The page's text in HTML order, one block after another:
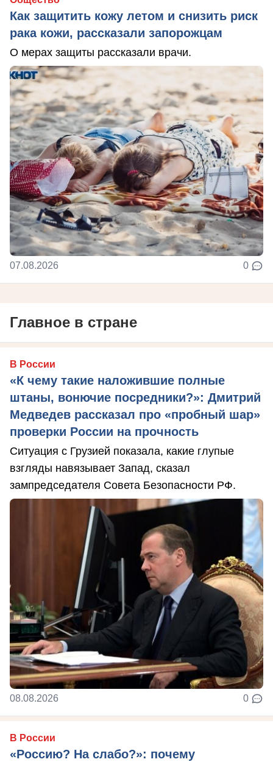
Как защитить кожу летом и снизить риск
рака кожи, рассказали запорожцам
О мерах защиты рассказали врачи.
07.08.2026 0
Главное в стране
В России
«К чему такие наложившие полные
штаны, вонючие посредники?»: Дмитрий
Медведев рассказал про «пробный шар»
проверки России на прочность
Ситуация с Грузией показала, какие глупые
взгляды навязывает Запад, сказал
зампредседателя Совета Безопасности РФ.
08.08.2026 0
В России
«Россию? На слабо?»: почему